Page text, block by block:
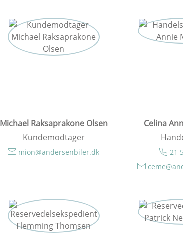
Michael Raksaprakone Olsen
Kundemodtager
mion@andersenbiler.dk
Celina
21